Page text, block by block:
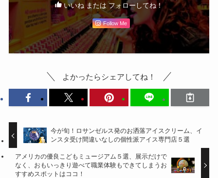
いいね または フォローしてね！
Follow Me
よかったらシェアしてね！
今が旬！ロサンゼルス発のお洒落アイスクリーム、イ
ンスタ受け間違いなしの個性派アイス専門店５選
アメリカの優良こどもミュージアム５選、展示だけで
なく、おもいっきり遊べて職業体験もできてしまうお
すすめスポットはココ！